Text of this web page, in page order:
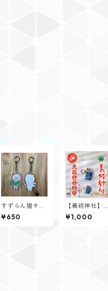
すずらん猫キー
ホルダー
¥650
【義經神社】交
通安全御守（カ
ラビナ式）
¥1,000